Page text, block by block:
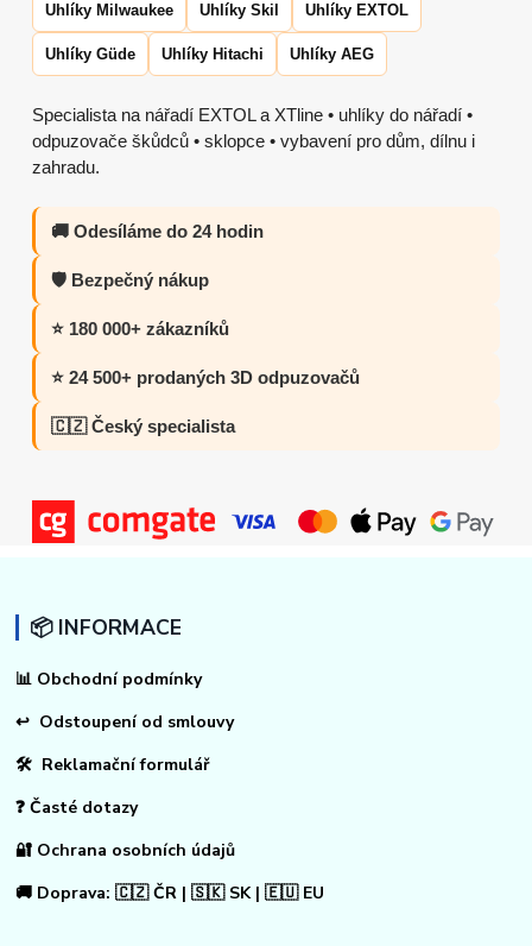
Uhlíky Milwaukee Uhlíky Skil Uhlíky EXTOL
Uhlíky Güde Uhlíky Hitachi Uhlíky AEG
Specialista na nářadí EXTOL a XTline • uhlíky do nářadí •
odpuzovače škůdců • sklopce • vybavení pro dům, dílnu i
zahradu.
🚚 Odesíláme do 24 hodin
🛡️ Bezpečný nákup
⭐ 180 000+ zákazníků
⭐ 24 500+ prodaných 3D odpuzovačů
🇨🇿 Český specialista
📦 INFORMACE
📊 Obchodní podmínky
↩ Odstoupení od smlouvy
🛠 Reklamační formulář
❓ Časté dotazy
🔐 Ochrana osobních údajů
🚚 Doprava: 🇨🇿 ČR | 🇸🇰 SK | 🇪🇺 EU